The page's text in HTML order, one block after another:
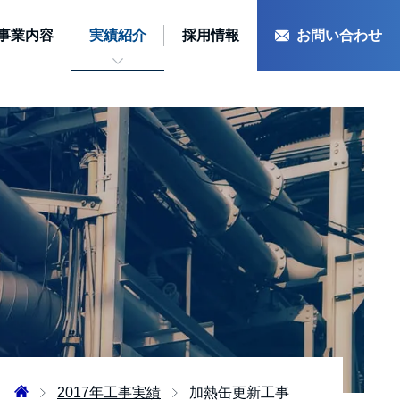
業内容 実績紹介 採用情報 お問い合わせ
2017年工事実績 加熱缶更新工事